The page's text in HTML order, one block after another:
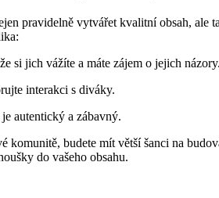
pravidelně vytvářet kvalitní obsah,
si jich vážíte a máte zájem o jejich názory.
interakci s diváky.
autentický a zábavný.
komunitě, budete mít větší šanci na
do vašeho obsahu.